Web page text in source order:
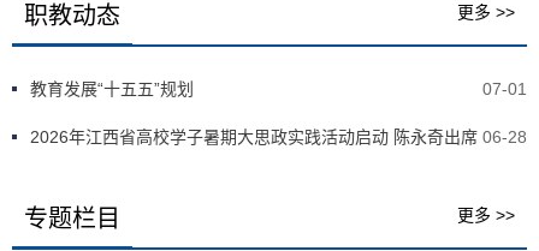
职教动态 更多 >>
教育发展“十五五”规划 07-01
2026年江西省高校学子暑期大思政实践活动启动 陈永奇出席 06-28
专题栏目 更多 >>